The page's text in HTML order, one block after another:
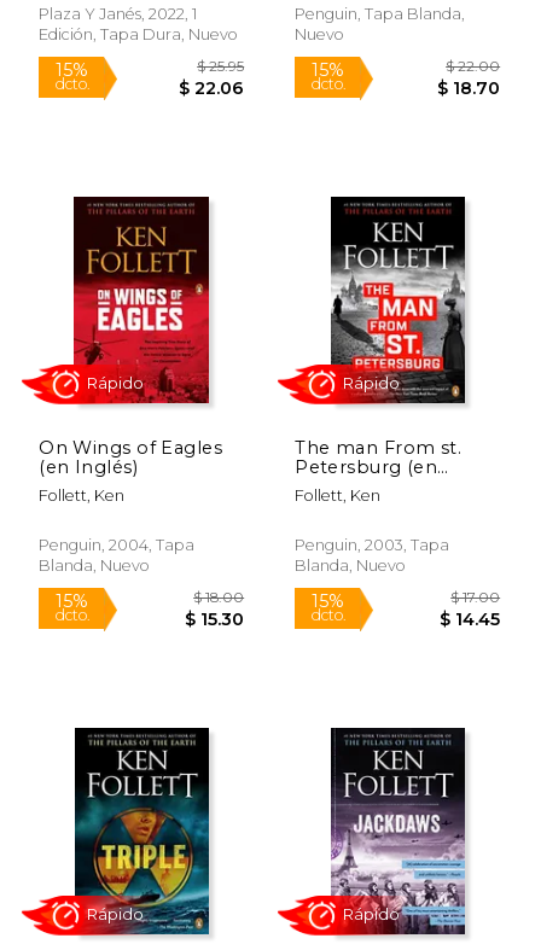
15%
dcto.
Rápido
15%
dcto.
Plaza Y Janés, 2022, 1
Edición, Tapa Dura, Nuevo
15%
dcto. $ 22.06
Penguin, Tapa Blanda,
Nuevo
15%
dcto.
On Wings of Eagles
(en Inglés)
Follett, Ken
Penguin, 2004, Tapa
Blanda, Nuevo
The man From st.
Petersburg (en
Inglés)
Follett, Ken
Penguin, 2003, Tapa
Blanda, Nuevo